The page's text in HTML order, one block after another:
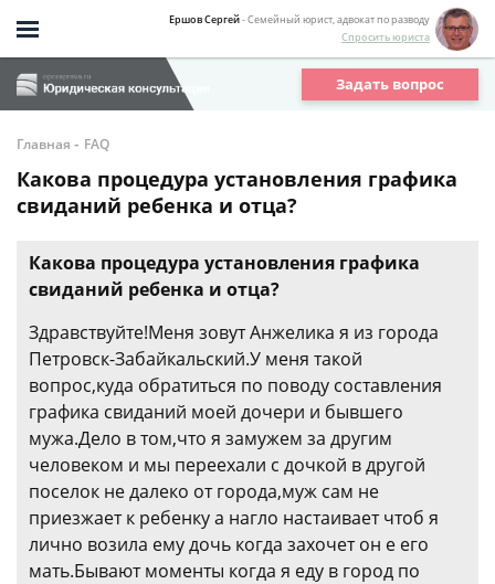
Ершов Сергей- Семейный юрист, адвокат по разводу
Спросить юриста
Задать вопрос
Главная - FAQ
Какова процедура установления графика
свиданий ребенка и отца?
Какова процедура установления графика
свиданий ребенка и отца?
Здравствуйте!Меня зовут Анжелика я из города
Петровск-Забайкальский.У меня такой
вопрос,куда обратиться по поводу составления
графика свиданий моей дочери и бывшего
мужа.Дело в том,что я замужем за другим
человеком и мы переехали с дочкой в другой
поселок не далеко от города,муж сам не
приезжает к ребенку а нагло настаивает чтоб я
лично возила ему дочь когда захочет он е его
мать.Бывают моменты когда я еду в город по